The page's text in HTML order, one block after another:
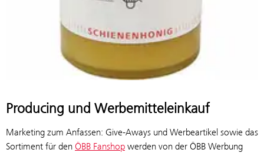
Producing und Werbemitteleinkauf
Marketing zum Anfassen: Give-Aways und Werbeartikel sowie das
Sortiment für den ÖBB Fanshop werden von der ÖBB Werbung